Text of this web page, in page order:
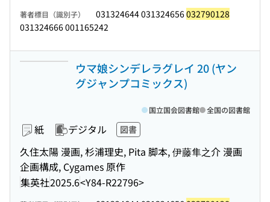
著者標目（識別子） 031324644 031324656032790128
031324666 001165242
ウマ娘シンデレラグレイ 20 (ヤン
グジャンプコミックス)
紙 デジタル 図書
久住太陽 漫画, 杉浦理史, Pita 脚本, 伊藤隼之介 漫画
企画構成, Cygames 原作
集英社2025.6<Y84-R22796>
国立国会図書館 全国の図書館